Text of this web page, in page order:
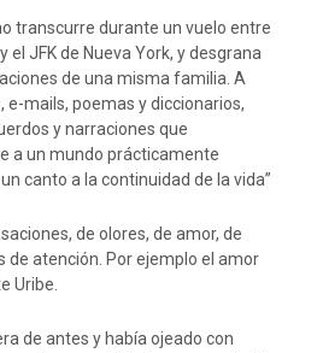
transcurre durante un vuelo entre
el JFK de Nueva York, y desgrana
de una misma familia. A
e-mails, poemas y diccionarios,
y narraciones que
a un mundo prácticamente
canto a la continuidad de la vida”
de olores, de amor, de
de atención. Por ejemplo el amor
Uribe.
de antes y había ojeado con